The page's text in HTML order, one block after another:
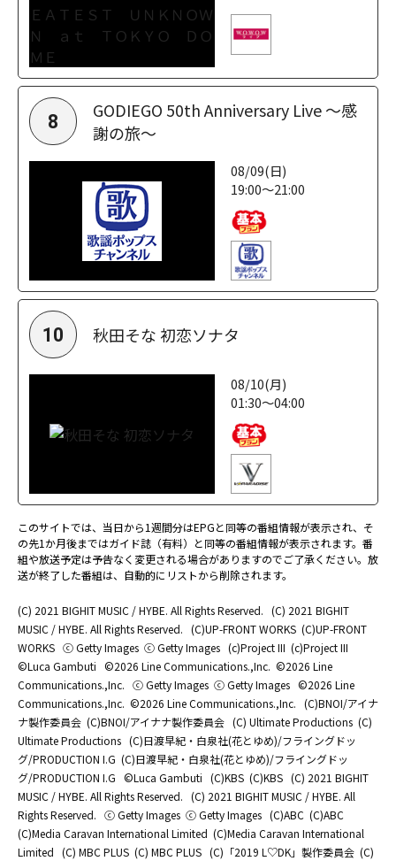
8
GODIEGO 50th Anniversary Live ～感
謝の旅～
08/09(日)
19:00～21:00
10 秋田そな 初恋ソナタ
08/10(月)
01:30～04:00
このサイトでは、当日から1週間分はEPGと同等の番組情報が表示され、そ
の先1か月後まではガイド誌（有料）と同等の番組情報が表示されます。番
組や放送予定は予告なく変更される場合がありますのでご了承ください。放
送が終了した番組は、自動的にリストから削除されます。
(C) 2021 BIGHIT MUSIC / HYBE. All Rights Reserved. (C) 2021 BIGHIT
MUSIC / HYBE. All Rights Reserved. (C)UP-FRONT WORKS (C)UP-FRONT
WORKS ⓒ Getty Images ⓒ Getty Images (c)Project III (c)Project III
©Luca Gambuti ©2026 Line Communications.,Inc. ©2026 Line
Communications.,Inc. ⓒ Getty Images ⓒ Getty Images ©2026 Line
Communications.,Inc. ©2026 Line Communications.,Inc. (C)BNOI/アイナ
ナ製作委員会 (C)BNOI/アイナナ製作委員会 (C) Ultimate Productions (C)
Ultimate Productions (C)日渡早紀・白泉社(花とゆめ)/フライングドッ
グ/PRODUCTION I.G (C)日渡早紀・白泉社(花とゆめ)/フライングドッ
グ/PRODUCTION I.G ©Luca Gambuti (C)KBS (C)KBS (C) 2021 BIGHIT
MUSIC / HYBE. All Rights Reserved. (C) 2021 BIGHIT MUSIC / HYBE. All
Rights Reserved. ⓒ Getty Images ⓒ Getty Images (C)ABC (C)ABC
(C)Media Caravan International Limited (C)Media Caravan International
Limited (C) MBC PLUS (C) MBC PLUS (C)「2019 L♡DK」製作委員会 (C)